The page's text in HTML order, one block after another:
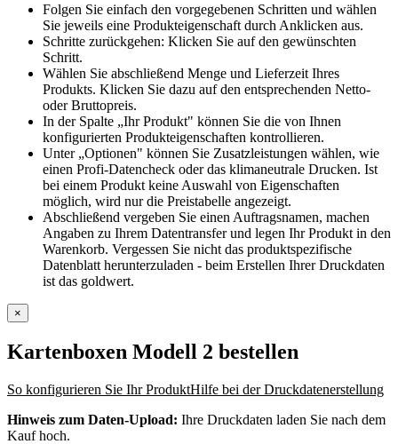
Folgen Sie einfach den vorgegebenen Schritten und wählen
Sie jeweils eine Produkteigenschaft durch Anklicken aus.
Schritte zurückgehen: Klicken Sie auf den gewünschten
Schritt.
Wählen Sie abschließend Menge und Lieferzeit Ihres
Produkts. Klicken Sie dazu auf den entsprechenden Netto-
oder Bruttopreis.
In der Spalte „Ihr Produkt" können Sie die von Ihnen
konfigurierten Produkteigenschaften kontrollieren.
Unter „Optionen" können Sie Zusatzleistungen wählen, wie
einen Profi-Datencheck oder das klimaneutrale Drucken. Ist
bei einem Produkt keine Auswahl von Eigenschaften
möglich, wird nur die Preistabelle angezeigt.
Abschließend vergeben Sie einen Auftragsnamen, machen
Angaben zu Ihrem Datentransfer und legen Ihr Produkt in den
Warenkorb. Vergessen Sie nicht das produktspezifische
Datenblatt herunterzuladen - beim Erstellen Ihrer Druckdaten
ist das goldwert.
×
Kartenboxen Modell 2 bestellen
So konfigurieren Sie Ihr ProduktHilfe bei der Druckdatenerstellung
Hinweis zum Daten-Upload: Ihre Druckdaten laden Sie nach dem
Kauf hoch.